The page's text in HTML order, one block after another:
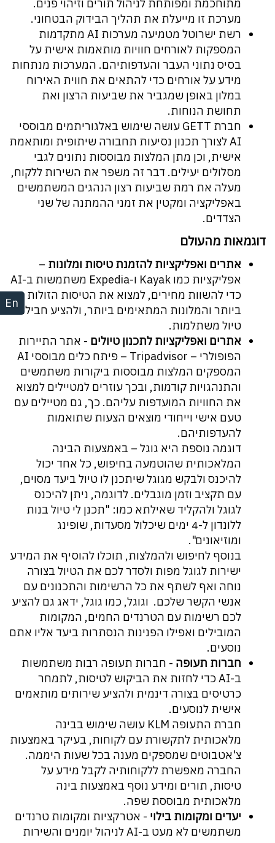
En
מתוחכמת ומפותחת לניהול תורים וזיהוי פנים.
מערכת זו מייעלת את תהליך הבידוק הבטחוני.
רשת ישרוטל מטמיעה מערכות AI מתקדמות
המספקות לאורחים חוויות מותאמות אישית על
בסיס נתוני העבר והעדפותיהם. המערכות מנתחות
מידע על אורחים כדי להתאים את חווית האירוח
במלון באופן שמגביר את שביעות הרצון ואת
תחושת הנוחות.
חברת GETT עושה שימוש באלגוריתמים מבוססי
AI לצורך תכנון נסיעות תחבורה שיתופית ומותאמת
אישית, וכן מתן המלצות מבוססות נתונים לגבי
מסלולים יעילים. דבר זה משפר את השירות ללקוח,
מעלה את רמת שביעות רצון הנהגים המשתמשים
באפליקציה ומקטין את זמני ההמתנה של שני
הצדדים.
דוגמאות מהעולם
אתרים ואפליקציות להזמנת טיסות ומלונות –
אפליקציות כמו Kayak ו-Expedia משתמשות ב-AI
כדי להשוות מחירים, למצוא את הטיסות הזולות
ביותר והמלונות המתאימים ביותר, ולהציע חבילות
טיול משתלמות.
אתרים ואפליקציות לתכנון טיולים - אתר התיירות
הפופולרי – Tripadvisor – פיתח כלים מבוססי AI
המספקים המלצות מבוססות ביקורות משתמשים
והתנהגויות קודמות, ובכך עוזרים למטיילים למצוא
את החוויות המועדפות עליהם. כך, גם מטיילים עם
טעם אישי וייחודי מוצאים הצעות שתואמות
להעדפותיהם.
דוגמה נוספת היא גוגל – באמצעות הבינה
המלאכותית שהוטמעה בחיפוש, כל אחד יכול
להיכנס ולבקש מגוגל שיתכנן לו טיול ביעד מסוים,
עם תקציב וזמן מוגבלים. לדוגמה, ניתן להיכנס
לגוגל ולהקליד שאילתא כמו: "תכנן לי טיול בנות
ללונדון ל-4 ימים שיכלול מסעדות, שופינג
ומוזיאונים".
בנוסף לחיפוש ולהמלצות, תוכלו להוסיף את המידע
ישירות לגוגל מפות ולסדר לכם את הטיול בצורה
נוחה ואף לשתף את כל הרשימות והתכנונים עם
אנשי הקשר שלכם. וגוגל, כמו גוגל, ידאג גם להציע
לכם רשימות עם הטרנדים החמים, המקומות
המובילים ואפילו הפנינות הנסתרות ביעד אליו אתם
נוסעים.
חברות תעופה - חברות תעופה רבות משתמשות
ב-AI כדי לחזות את הביקוש לטיסות, לתמחר
כרטיסים בצורה דינמית ולהציע שירותים מותאמים
אישית לנוסעים.
חברת התעופה KLM עושה שימוש בבינה
מלאכותית לתקשורת עם לקוחות, בעיקר באמצעות
צ'אטבוטים שמספקים מענה בכל שעות היממה.
החברה מאפשרת ללקוחותיה לקבל מידע על
טיסות, תורים ומידע נוסף באמצעות בינה
מלאכותית מבוססת שפה.
יעדים ומקומות בילוי - אטרקציות ומקומות טרנדים
משתמשים לא מעט ב-AI לניהול יומנים והשירות